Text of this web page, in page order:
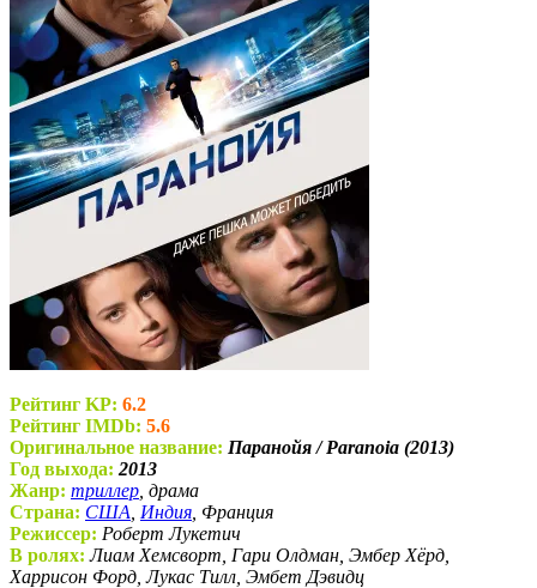
Рейтинг KP: 6.2
Рейтинг IMDb: 5.6
Оригинальное название: Паранойя / Paranoia (2013)
Год выхода: 2013
Жанр: триллер , драма
Страна: США Индия , Франция
Режиссер: Роберт Лукетич
В ролях: Лиам Хемсворт, Гари Олдман, Эмбер Хёрд,
Харрисон Форд, Лукас Тилл, Эмбет Дэвидц